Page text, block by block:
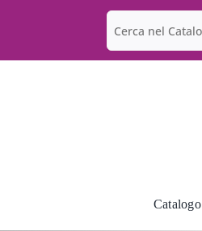
Cerca
per:
Catalogo